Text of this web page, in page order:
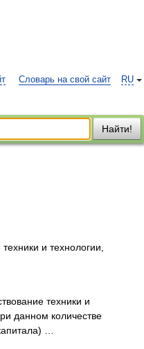
RU
Словарь на свой сайт
Найти!
и технологии,
техники и
данном количестве
…